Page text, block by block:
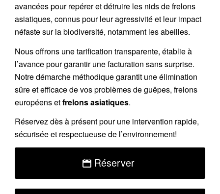
avancées pour repérer et détruire les nids defrelons
asiatiques, connus pour leur agressivité et leur impact
néfaste sur la biodiversité, notamment les abeilles.
Nous offrons unetarification transparente, établie à
l’avance pour garantir une facturation sans surprise.
Notre démarche méthodique garantit une élimination
sûre et efficace de vos problèmes de guêpes, frelons
européens etfrelons asiatiques.
Réservezdès à présent pour une intervention rapide,
sécurisée et respectueuse de l’environnement!
Réserver